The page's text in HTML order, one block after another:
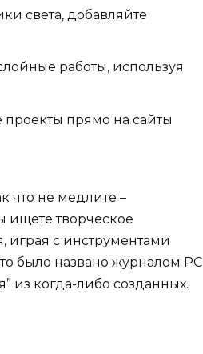
света, добавляйте
работы, используя
проекты прямо на сайты
что не медлите –
ищете творческое
играя с инструментами
было названо журналом PC
из когда-либо созданных.